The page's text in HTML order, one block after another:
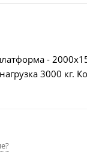
-
3000 кг.
мм. Терминал в